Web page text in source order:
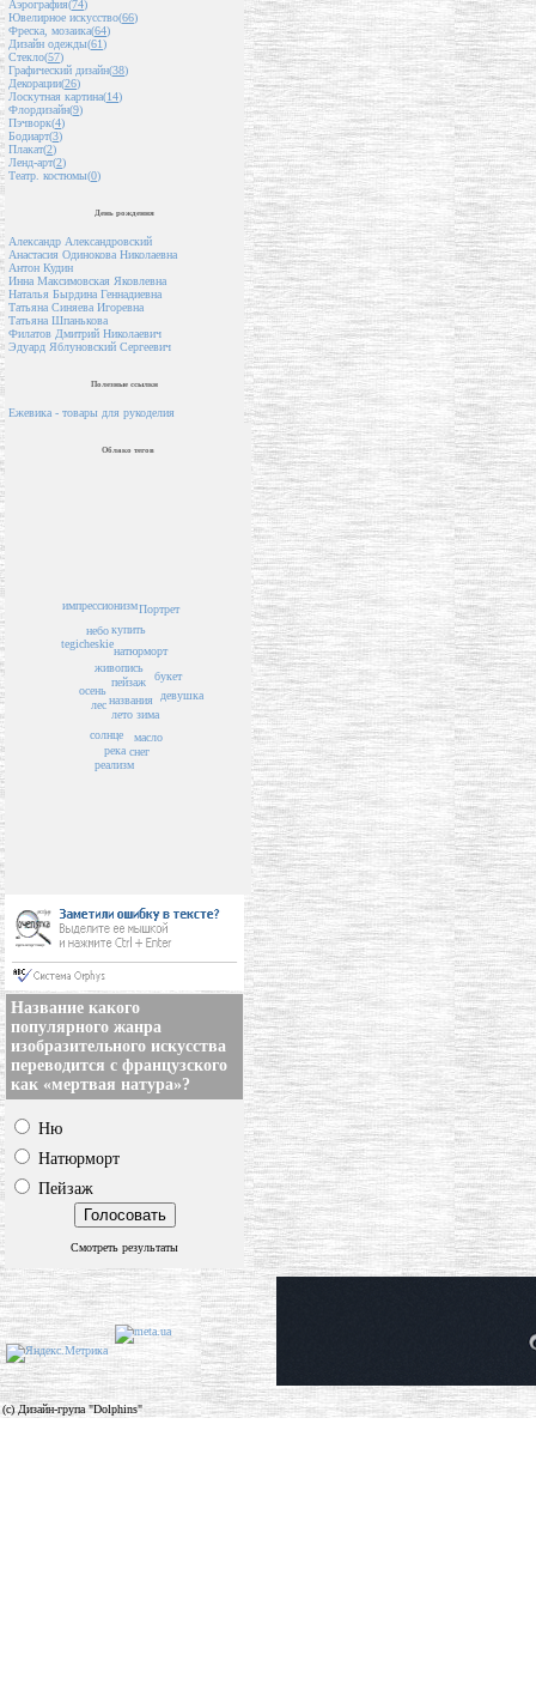
Аэрография(74)
Ювелирное искусство(66)
Фреска, мозаика(64)
Дизайн одежды(61)
Стекло(57)
Графический дизайн(38)
Декорации(26)
Лоскутная картина(14)
Флордизайн(9)
Пэчворк(4)
Бодиарт(3)
Плакат(2)
Ленд-арт(2)
Театр. костюмы(0)
День рождения
Александр Александровский
Анастасия Одинокова Николаевна
Антон Кудин
Инна Максимовская Яковлевна
Наталья Бырдина Геннадиевна
Татьяна Синяева Игоревна
Татьяна Шпанькова
Филатов Дмитрий Николаевич
Эдуард Яблуновский Сергеевич
Полезные ссылки
Ежевика - товары для рукоделия
Облако тегов
пейзаж
названия
живопись
лето
натюрморт
купить
солнце
лес
зима
осень
букет
масло
река снег
tegicheskie
реализм
небо
импрессионизмПортрет
девушка
Название какого
популярного жанра
изобразительного искусства
переводится с французского
как «мертвая натура»?
Ню
Натюрморт
Пейзаж
Смотреть результаты
(c) Дизайн-група "Dolphins"